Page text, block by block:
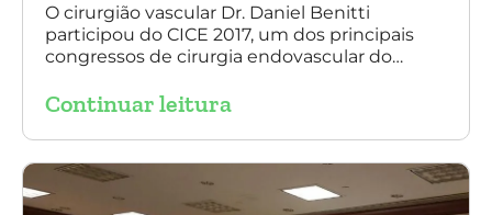
O cirurgião vascular Dr. Daniel Benitti
participou do CICE 2017, um dos principais
congressos de cirurgia endovascular do
sobre a experiência brasileira no tratamento
multilayer. Mais de 200 pacientes operados
sem nenhum caso de paraplegia!
Continuar leitura